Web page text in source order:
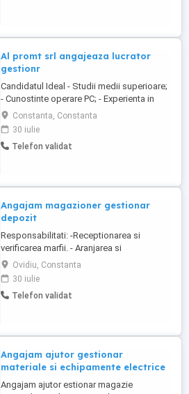
Al promt srl angajeaza lucrator
gestionr
Candidatul Ideal - Studii medii superioare;
- Cunostinte operare PC; - Experienta in
post de gestiona si sau administrativ min.
2 ani - Bune abilitati de organizare a
timpului - Experienta in utilizarea
programelor de gestiune; Descrierea
Constanta, Constanta
30 iulie
Telefon validat
Angajam magazioner gestionar
depozit
Responsabilitati: -Receptionarea si
verificarea marfii. - Aranjarea si
organizarea produselor in depozit. -
Mentinerea ordinii si curateniei in depozit.
- Gestionarea stocurilor si inventarelor.
Cerinte: - Seriozitate, punctualitate si spirit
Ovidiu, Constanta
30 iulie
Telefon validat
Angajam ajutor gestionar
materiale si echipamente electrice
Angajam ajutor estionar magazie